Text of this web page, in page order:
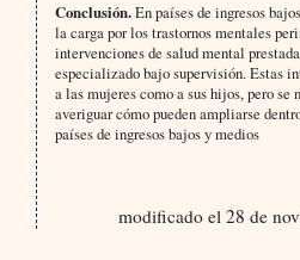
Conclusión.En países de ingresos
la carga por los trastornos mentales
intervenciones de salud mental
especializado bajo supervisión. Estas
a las mujeres como a sus hijos, pero se
averiguar cómo pueden ampliarse
países de ingresos bajos y medios
modificado el 28 de